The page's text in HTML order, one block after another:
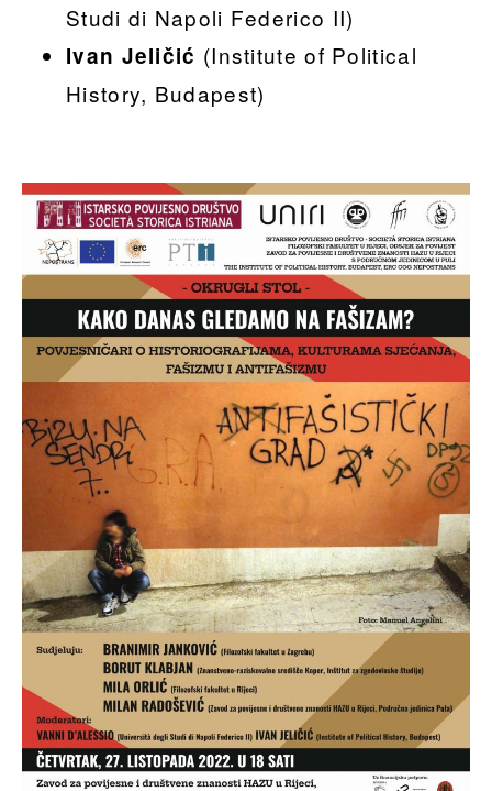
Studi di Napoli Federico II)
Ivan Jeličić (Institute of Political
History, Budapest)